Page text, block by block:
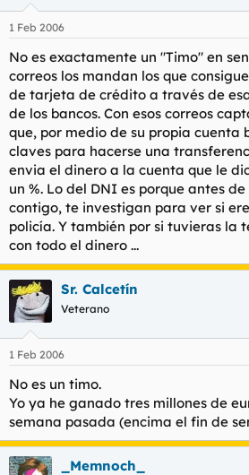
1 Feb 2006
No es exactamente un "Timo" en
correos los mandan los que
de tarjeta de crédito a través de
de los bancos. Con esos correos
que, por medio de su propia cuenta
claves para hacerse una
envia el dinero a la cuenta que le
un %. Lo del DNI es porque antes
contigo, te investigan para ver si
policía. Y también por si tuvieras la
con todo el dinero ...
Sr. Calcetín
Veterano
1 Feb 2006
No es un timo.
Yo ya he ganado tres millones de
semana pasada (encima el fin de
_Memnoch_